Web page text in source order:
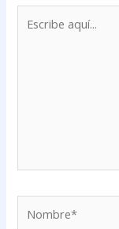
aquí...